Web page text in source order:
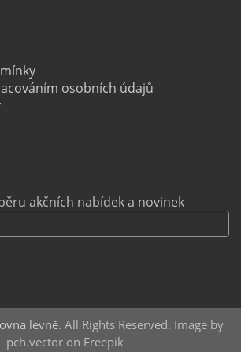
auta na letišti Berlín.
Brandenburg (BER) je hlavním
uzlem pro cestovatele mířící do
regionech bez omezení, pronájem
článek
osobních údajů
akčních nabídek a novinek
levně. All Rights Reserved. Image by
pch.vector on Freepik